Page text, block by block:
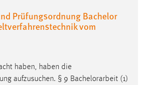
Prüfungsordnung Bachelor
vom
haben, haben die
aufzusuchen. § 9 Bachelorarbeit (1)